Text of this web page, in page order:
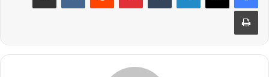
طباعة